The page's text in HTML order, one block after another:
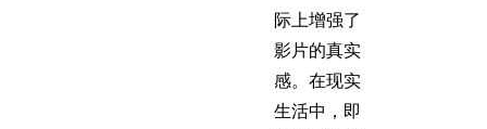
际上增强了
影片的真实
感。在现实
生活中，即